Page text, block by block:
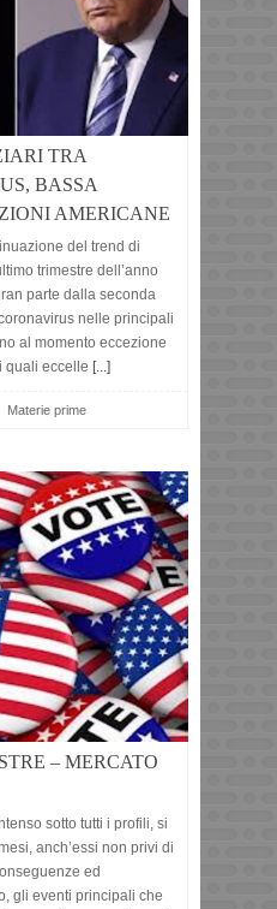
TRA
BASSA
AMERICANE
del trend di
trimestre dell’anno
parte dalla seconda
nelle principali
al momento eccezione
quali eccelle [...]
Materie prime
– MERCATO
sotto tutti i profili, si
anch’essi non privi di
ed
gli eventi principali che